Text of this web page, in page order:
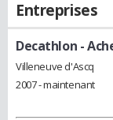
Entreprises
Decathlon -
Villeneuve d'Ascq
2007 - maintenant